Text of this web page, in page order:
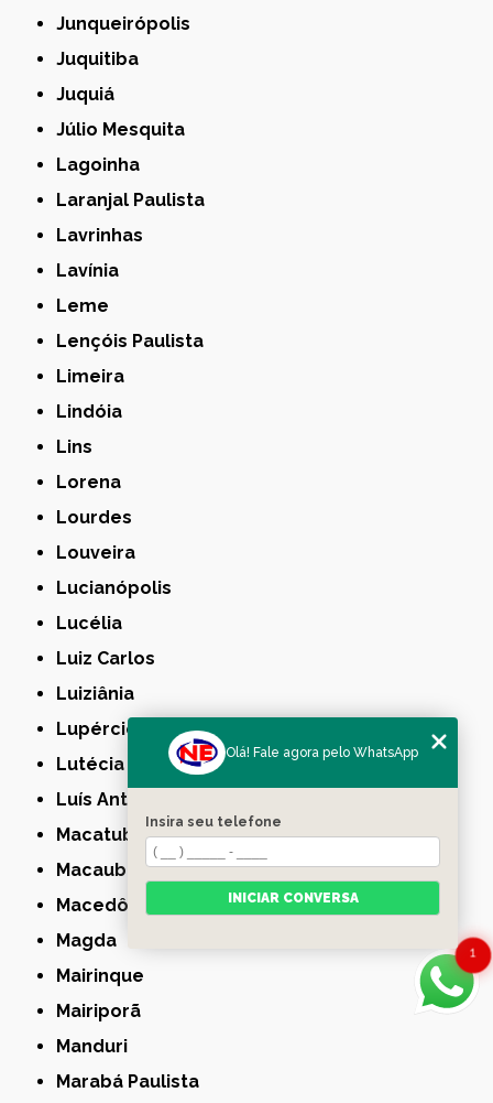
Junqueirópolis
Juquitiba
Juquiá
Júlio Mesquita
Lagoinha
Laranjal Paulista
Lavrinhas
Lavínia
Leme
Lençóis Paulista
Limeira
Lindóia
Lins
Lorena
Lourdes
Louveira
Lucianópolis
Lucélia
Luiz Carlos
Luiziânia
Lupércio
Lutécia
Luís Antônio
Macatuba
Macaubal
Macedônia
Magda
Mairinque
Mairiporã
Manduri
Marabá Paulista
1
Olá! Fale agora pelo WhatsApp
Insira seu telefone
INICIAR CONVERSA